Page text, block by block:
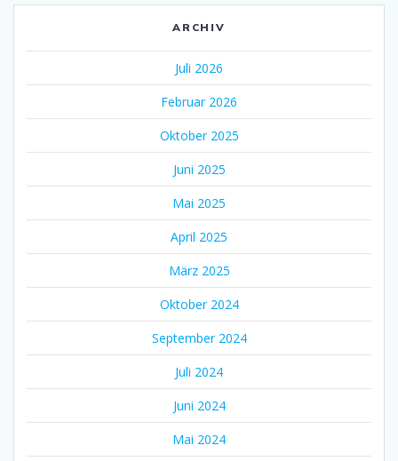
ARCHIV
Juli 2026
Februar 2026
Oktober 2025
Juni 2025
Mai 2025
April 2025
März 2025
Oktober 2024
September 2024
Juli 2024
Juni 2024
Mai 2024